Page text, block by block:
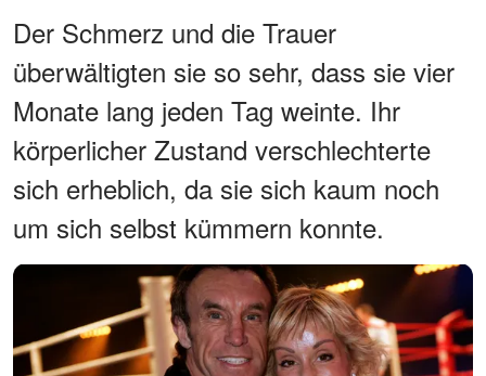
Der Schmerz und die Trauer
überwältigten sie so sehr, dass sie vier
Monate lang jeden Tag weinte. Ihr
körperlicher Zustand verschlechterte
sich erheblich, da sie sich kaum noch
um sich selbst kümmern konnte.